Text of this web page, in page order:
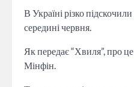
В Україні різко
середині червня.
Як передає “Хвиля”, про
Мінфін.